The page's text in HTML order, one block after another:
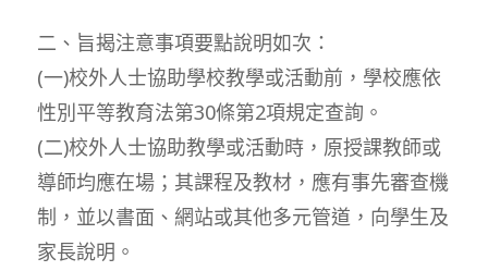
二、旨揭注意事項要點說明如次：
(一)校外人士協助學校教學或活動前，學校應依
性別平等教育法第30條第2項規定查詢。
(二)校外人士協助教學或活動時，原授課教師或
導師均應在場；其課程及教材，應有事先審查機
制，並以書面、網站或其他多元管道，向學生及
家長說明。